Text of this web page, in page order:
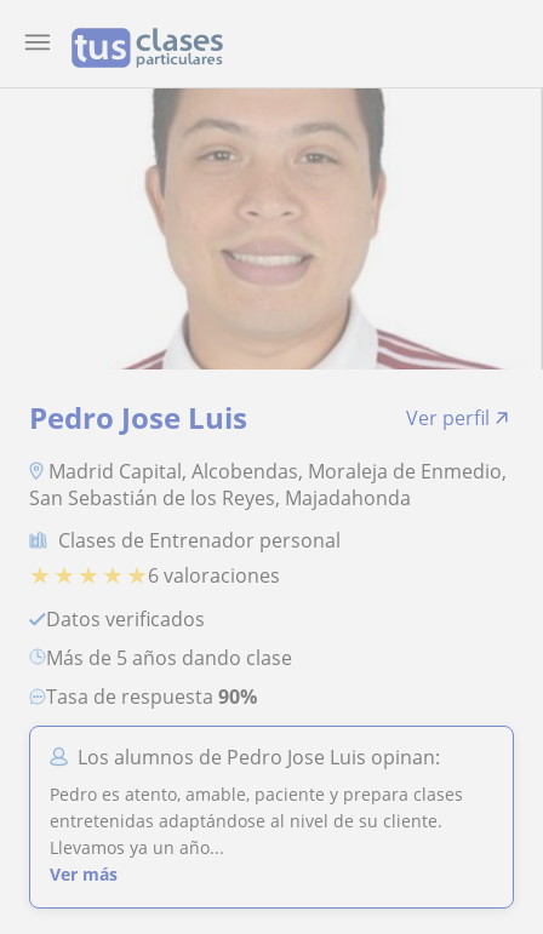
Pedro Jose Luis
Ver perfil
Madrid Capital, Alcobendas, Moraleja de Enmedio,
San Sebastián de los Reyes, Majadahonda
Clases de Entrenador personal
★ ★ ★ ★ ★6 valoraciones
Datos verificados
más de 5 años dando clase
Tasa de respuesta 90%
Los alumnos de Pedro Jose Luis opinan:
Pedro es atento, amable, paciente y prepara clases
entretenidas adaptándose al nivel de su cliente.
Llevamos ya un año...
Ver más